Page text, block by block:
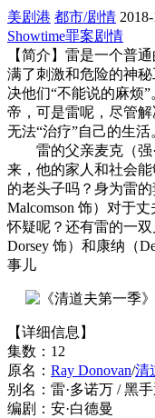
美剧港 都市/剧情
Showtime罪案剧情
【简介】雷是一个普
满了刺激和危险的神
决他们“不能说的麻烦
帝，可是雷呢，尽管
无法“治疗”自己的生活
雷的父亲麦克（强·
来，他的家人和社会
的老头子吗？身为雷的
Malcomson 饰）对于
怀疑呢？还有雷的一
Dorsey 饰）和康纳（
事儿
【详细信息】
集数：12
原名： Ray Donovan/清
别名：雷·多诺万 / 黑
编剧：安·白德曼